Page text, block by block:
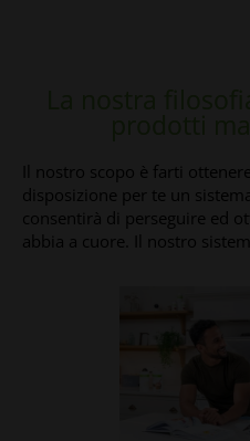
Il nostro scopo è farti
disposizione per te un
consentirà di perseguire ed
abbia a cuore. Il nostro